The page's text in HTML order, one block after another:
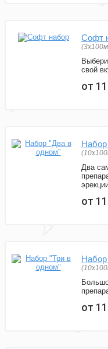
Софт
свой
от
Два
от
от